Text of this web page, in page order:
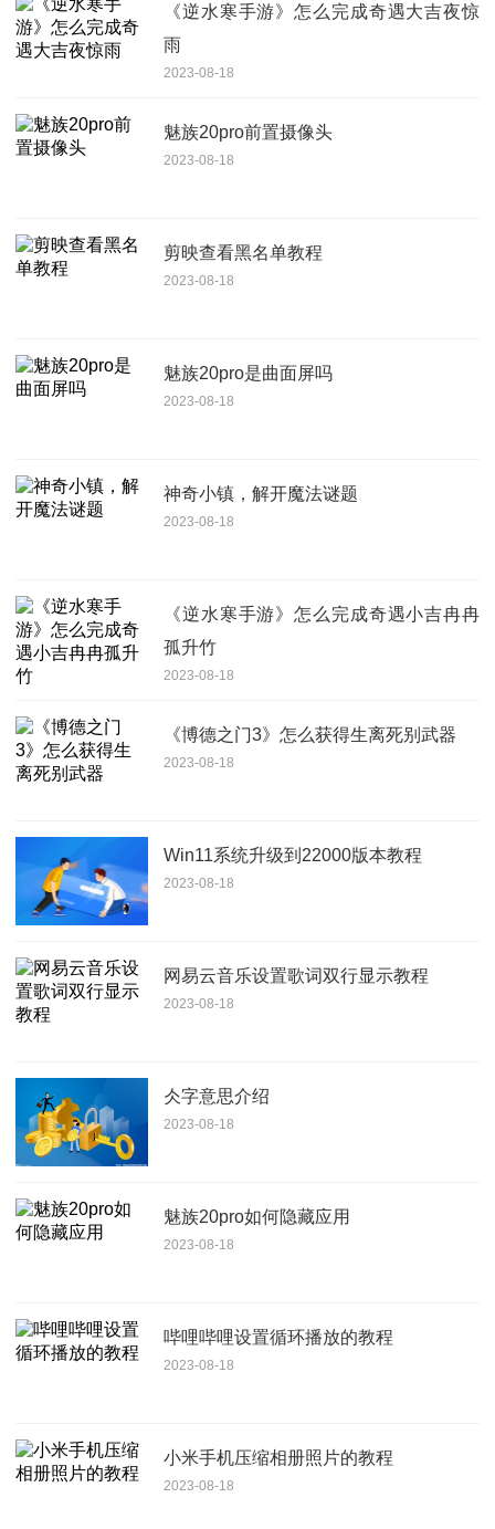
《逆水寒手游》怎么完成奇遇大吉夜惊
雨
2023-08-18
魅族20pro前置摄像头
2023-08-18
剪映查看黑名单教程
2023-08-18
魅族20pro是曲面屏吗
2023-08-18
神奇小镇，解开魔法谜题
2023-08-18
《逆水寒手游》怎么完成奇遇小吉冉冉
孤升竹
2023-08-18
《博德之门3》怎么获得生离死别武器
2023-08-18
Win11系统升级到22000版本教程
2023-08-18
网易云音乐设置歌词双行显示教程
2023-08-18
仌字意思介绍
2023-08-18
魅族20pro如何隐藏应用
2023-08-18
哔哩哔哩设置循环播放的教程
2023-08-18
小米手机压缩相册照片的教程
2023-08-18